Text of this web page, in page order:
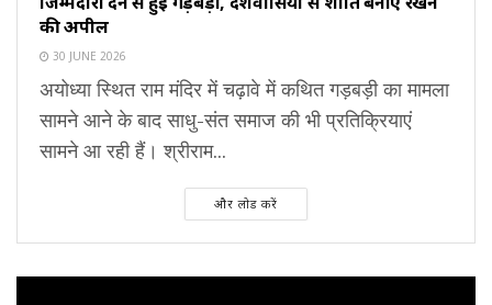
की अपील
30 JUNE 2026
अयोध्या स्थित राम मंदिर में चढ़ावे में कथित गड़बड़ी का मामला
सामने आने के बाद साधु-संत समाज की भी प्रतिक्रियाएं
सामने आ रही हैं। श्रीराम...
और लोड करें